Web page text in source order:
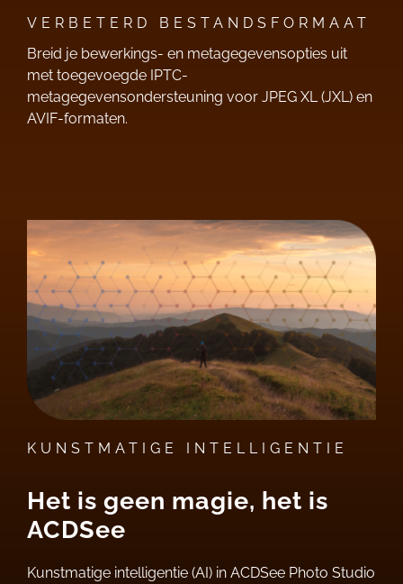
VERBETERD BESTANDSFORMAAT
Breid je bewerkings- en metagegevensopties uit
met toegevoegde IPTC-
metagegevensondersteuning voor JPEG XL (JXL) en
AVIF-formaten.
KUNSTMATIGE INTELLIGENTIE
Het is geen magie, het is
ACDSee
Kunstmatige intelligentie (AI) in ACDSee Photo Studio